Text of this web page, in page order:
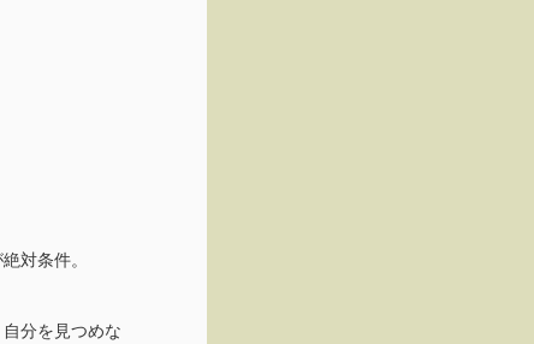
対条件。
分を見つめな